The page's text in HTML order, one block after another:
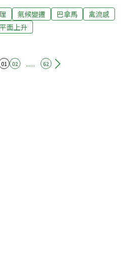
央社報導）動團指六福村訴訟追殺
動督盟等4個動保團體30日聯名
民監督行動。（中央社報導）阿里
氣候變遷 巴拿馬
禽流感
面上升
01 02 ...... 62